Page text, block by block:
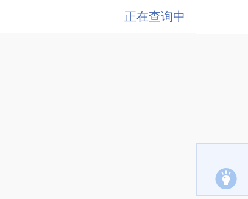
正在查询中